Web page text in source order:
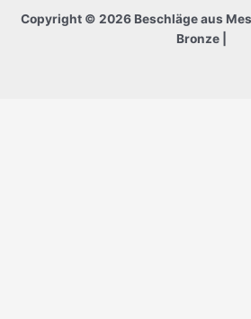
Copyright © 2026 Beschläge aus
Bronze |